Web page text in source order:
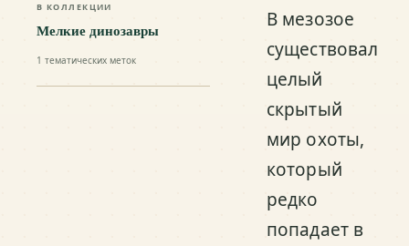
В КОЛЛЕКЦИИ
Мелкие динозавры
1 тематических меток
В мезозое
существовал
целый
скрытый
мир охоты,
который
редко
попадает в